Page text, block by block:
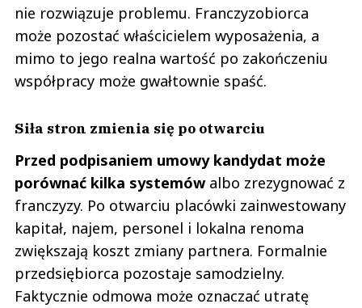
nie rozwiązuje problemu. Franczyzobiorca
może pozostać właścicielem wyposażenia, a
mimo to jego realna wartość po zakończeniu
współpracy może gwałtownie spaść.
Siła stron zmienia się po otwarciu
Przed podpisaniem umowy kandydat może
porównać kilka systemówalbo zrezygnować z
franczyzy. Po otwarciu placówki zainwestowany
kapitał, najem, personel i lokalna renoma
zwiększają koszt zmiany partnera. Formalnie
przedsiębiorca pozostaje samodzielny.
Faktycznie odmowa może oznaczać utratę